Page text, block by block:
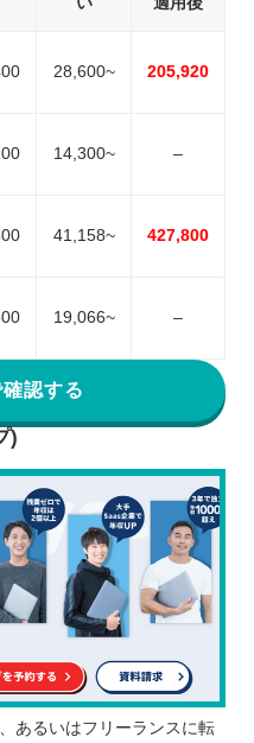
28,600~ 205,920
14,300~ –
41,158~ 427,800
19,066~ –
認する
)
あるいはフリーランスに転